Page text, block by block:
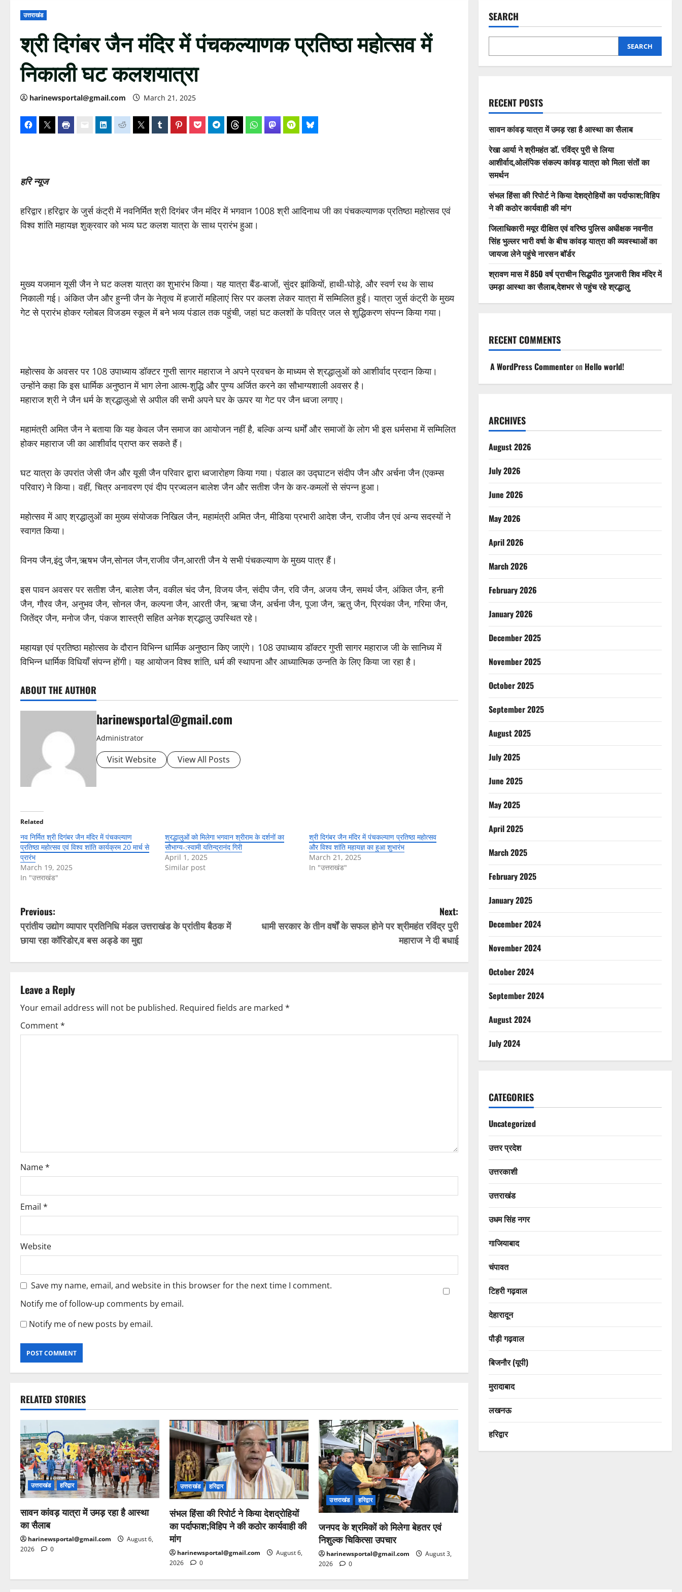
उत्तराखंड
श्री दिगंबर जैन मंदिर में पंचकल्याणक प्रतिष्ठा महोत्सव में
निकाली घट कलशयात्रा
harinewsportal@gmail.com March 21, 2025
हरि न्यूज
हरिद्वार।हरिद्वार के जुर्स कंट्री में नवनिर्मित श्री दिगंबर जैन मंदिर में भगवान 1008 श्री आदिनाथ जी का पंचकल्याणक प्रतिष्ठा महोत्सव एवं
विश्व शांति महायज्ञ शुक्रवार को भव्य घट कलश यात्रा के साथ प्रारंभ हुआ।
मुख्य यजमान यूसी जैन ने घट कलश यात्रा का शुभारंभ किया। यह यात्रा बैंड-बाजों, सुंदर झांकियों, हाथी-घोड़े, और स्वर्ण रथ के साथ
निकाली गई। अंकित जैन और हुन्नी जैन के नेतृत्व में हजारों महिलाएं सिर पर कलश लेकर यात्रा में सम्मिलित हुईं। यात्रा जुर्स कंट्री के मुख्य
गेट से प्रारंभ होकर ग्लोबल विजडम स्कूल में बने भव्य पंडाल तक पहुंची, जहां घट कलशों के पवित्र जल से शुद्धिकरण संपन्न किया गया।
महोत्सव के अवसर पर 108 उपाध्याय डॉक्टर गुप्ती सागर महाराज ने अपने प्रवचन के माध्यम से श्रद्धालुओं को आशीर्वाद प्रदान किया।
उन्होंने कहा कि इस धार्मिक अनुष्ठान में भाग लेना आत्म-शुद्धि और पुण्य अर्जित करने का सौभाग्यशाली अवसर है।
महाराज श्री ने जैन धर्म के श्रद्धालुओ से अपील की सभी अपने घर के ऊपर या गेट पर जैन ध्वजा लगाए।
महामंत्री अमित जैन ने बताया कि यह केवल जैन समाज का आयोजन नहीं है, बल्कि अन्य धर्मों और समाजों के लोग भी इस धर्मसभा में सम्मिलित
होकर महाराज जी का आशीर्वाद प्राप्त कर सकते हैं।
घट यात्रा के उपरांत जेसी जैन और यूसी जैन परिवार द्वारा ध्वजारोहण किया गया। पंडाल का उद्घाटन संदीप जैन और अर्चना जैन (एकम्स
परिवार) ने किया। वहीं, चित्र अनावरण एवं दीप प्रज्वलन बालेश जैन और सतीश जैन के कर-कमलों से संपन्न हुआ।
महोत्सव में आए श्रद्धालुओं का मुख्य संयोजक निखिल जैन, महामंत्री अमित जैन, मीडिया प्रभारी आदेश जैन, राजीव जैन एवं अन्य सदस्यों ने
स्वागत किया।
विनय जैन,इंदु जैन,ऋषभ जैन,सोनल जैन,राजीव जैन,आरती जैन ये सभी पंचकल्याण के मुख्य पात्र हैं।
इस पावन अवसर पर सतीश जैन, बालेश जैन, वकील चंद जैन, विजय जैन, संदीप जैन, रवि जैन, अजय जैन, समर्थ जैन, अंकित जैन, हनी
जैन, गौरव जैन, अनुभव जैन, सोनल जैन, कल्पना जैन, आरती जैन, ऋचा जैन, अर्चना जैन, पूजा जैन, ऋतु जैन, प्रियंका जैन, गरिमा जैन,
जितेंद्र जैन, मनोज जैन, पंकज शास्त्री सहित अनेक श्रद्धालु उपस्थित रहे।
महायज्ञ एवं प्रतिष्ठा महोत्सव के दौरान विभिन्न धार्मिक अनुष्ठान किए जाएंगे। 108 उपाध्याय डॉक्टर गुप्ती सागर महाराज जी के सानिध्य में
विभिन्न धार्मिक विधियाँ संपन्न होंगी। यह आयोजन विश्व शांति, धर्म की स्थापना और आध्यात्मिक उन्नति के लिए किया जा रहा है।
ABOUT THE AUTHOR
harinewsportal@gmail.com
Administrator
Visit Website View All Posts
Related
नव निर्मित श्री दिगंबर जैन मंदिर में पंचकल्याण
प्रतिष्ठा महोत्सव एवं विश्व शांति कार्यक्रम 20 मार्च से
प्रारंभ
March 19, 2025
In "उत्तराखंड"
श्रद्धालुओं को मिलेगा भगवान श्रीराम के दर्शनों का
सौभाग्य-:स्वामी यतिन्द्रानंद गिरी
April 1, 2025
Similar post
श्री दिगंबर जैन मंदिर में पंचकल्याण प्रतिष्ठा महोत्सव
और विश्व शांति महायज्ञ का हुआ शुभारंभ
March 21, 2025
In "उत्तराखंड"
P
o
s
n
a
v
i
o
n
Previous:
प्रांतीय उद्योग व्यापार प्रतिनिधि मंडल उत्तराखंड के प्रांतीय बैठक में
छाया रहा कॉरिडोर,व बस अड्डे का मुद्दा
Next:
धामी सरकार के तीन वर्षों के सफल होने पर श्रीमहंत रविंद्र पुरी
महाराज ने दी बधाई
Leave a Reply
Your email address will not be published. Required fields are marked *
Comment*
Name*
Email *
Website
Save my name, email, and website in this browser for the next time I comment.
Notify me of follow-up comments by email.
Notify me of new posts by email.
RELATED STORIES
उत्तराखंड हरिद्वार
सावन कांवड़ यात्रा में उमड़ रहा है आस्था
का सैलाब
harinewsportal@gmail.com
August 6,
2026
0
उत्तराखंड हरिद्वार
संभल हिंसा की रिपोर्ट ने किया देशद्रोहियों
का पर्दाफाश;विहिप ने की कठोर कार्यवाही की
मांग
harinewsportal@gmail.com
August 6,
2026
0
उत्तराखंड हरिद्वार
जनपद के श्रमिकों को मिलेगा बेहतर एवं
निशुल्क चिकित्सा उपचार
harinewsportal@gmail.com
August 3,
2026
0
SEARCH
SEARCH
RECENT POSTS
सावन कांवड़ यात्रा में उमड़ रहा है आस्था का सैलाब
रेखा आर्या ने श्रीमहंत डॉ. रविंद्र पुरी से लिया
आशीर्वाद,ओलंपिक संकल्प कांवड़ यात्रा को मिला संतों का
समर्थन
संभल हिंसा की रिपोर्ट ने किया देशद्रोहियों का पर्दाफाश;विहिप
ने की कठोर कार्यवाही की मांग
जिलाधिकारी मयूर दीक्षित एवं वरिष्ठ पुलिस अधीक्षक नवनीत
सिंह भुल्लर भारी वर्षा के बीच कांवड़ यात्रा की व्यवस्थाओं का
जायजा लेने पहुंचे नारसन बॉर्डर
श्रावण मास में 850 वर्ष प्राचीन सिद्धपीठ गुलजारी शिव मंदिर में
उमड़ा आस्था का सैलाब,देशभर से पहुंच रहे श्रद्धालु
RECENT COMMENTS
A WordPress Commenteron Hello world!
ARCHIVES
August 2026
July 2026
June 2026
May 2026
April 2026
March 2026
February 2026
January 2026
December 2025
November 2025
October 2025
September 2025
August 2025
July 2025
June 2025
May 2025
April 2025
March 2025
February 2025
January 2025
December 2024
November 2024
October 2024
September 2024
August 2024
July 2024
CATEGORIES
Uncategorized
उत्तर प्रदेश
उत्तरकाशी
उत्तराखंड
उधम सिंह नगर
गाजियाबाद
चंपावत
टिहरी गढ़वाल
देहारादून
पौड़ी गढ़वाल
बिजनौर (यूपी)
मुरादाबाद
लखनऊ
हरिद्वार